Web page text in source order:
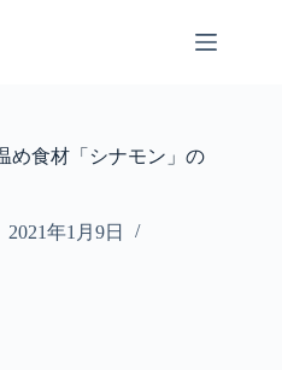
め食材「シナモン」の
2021年1月9日